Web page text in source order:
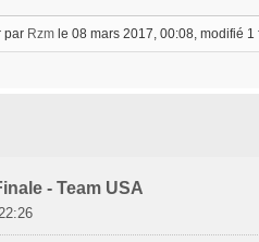
par Rzm le 08 mars 2017, 00:08, modifié 1
- Team USA